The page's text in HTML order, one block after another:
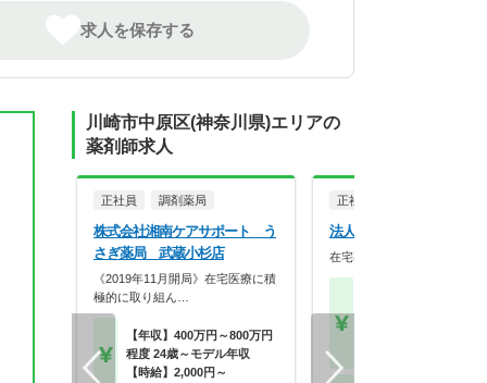
求人を保存する
川崎市中原区(神奈川県)エリアの
薬剤師求人
正社員 調剤薬局
株式会社湘南ケアサポート う
さぎ薬局 武蔵小杉店
《2019年11月開局》在宅医療に積
極的に取り組ん…
【年収】400万円～800万円
程度 24歳～モデル年収
【時給】2,000円～
正社員
法人名非公開
在宅専門店での薬剤師募集で